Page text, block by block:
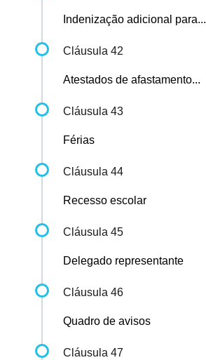
Indenização adicional para...
Cláusula 42
Atestados de afastamento...
Cláusula 43
Férias
Cláusula 44
Recesso escolar
Cláusula 45
Delegado representante
Cláusula 46
Quadro de avisos
Cláusula 47